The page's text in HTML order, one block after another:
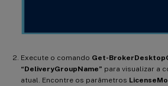
Execute o comando Get-
“DeliveryGroupName” para visualizar a
atual. Encontre os parâmetros